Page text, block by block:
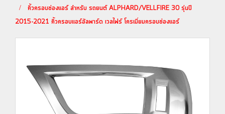
คิ้วครอบช่องแอร์ สำหรับ รถยนต์ ALPHARD/VELLFIRE 30 รุ่นปี
2015-2021 คิ้วครอบแอร์อัลพาร์ด เวลไฟร์ โครเมี่ยมครอบช่องแอร์